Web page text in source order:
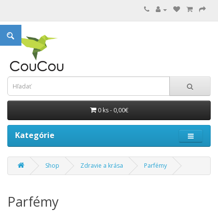
0 ks - 0,00€
Kategórie
Shop Zdravie a krása Parfémy
Parfémy